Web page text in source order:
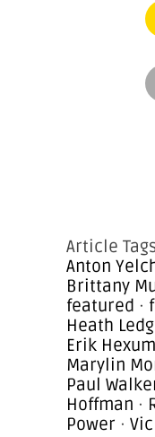
Article
Anton
Brittany
featured ·
Heath
Erik Hexum
Marylin
Paul
Hoffman ·
Power ·